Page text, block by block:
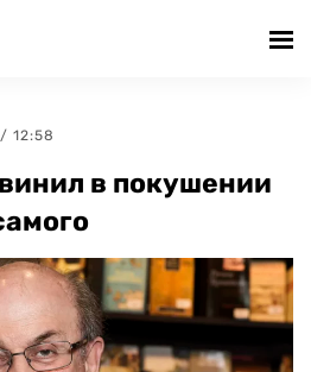
12:58
в покушении